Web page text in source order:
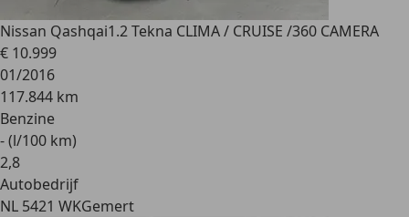
Nissan Qashqai1.2 Tekna CLIMA / CRUISE /360 CAMERA
€ 10.999
01/2016
117.844 km
Benzine
- (l/100 km)
2,8
Autobedrijf
NL 5421 WKGemert